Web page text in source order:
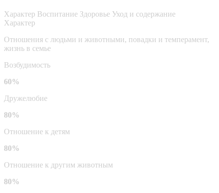
Характер Воспитание Здоровье Уход и содержание
Характер
Отношения с людьми и животными, повадки и темперамент,
жизнь в семье
Возбудимость
60%
Дружелюбие
80%
Отношение к детям
80%
Отношение к другим животным
80%